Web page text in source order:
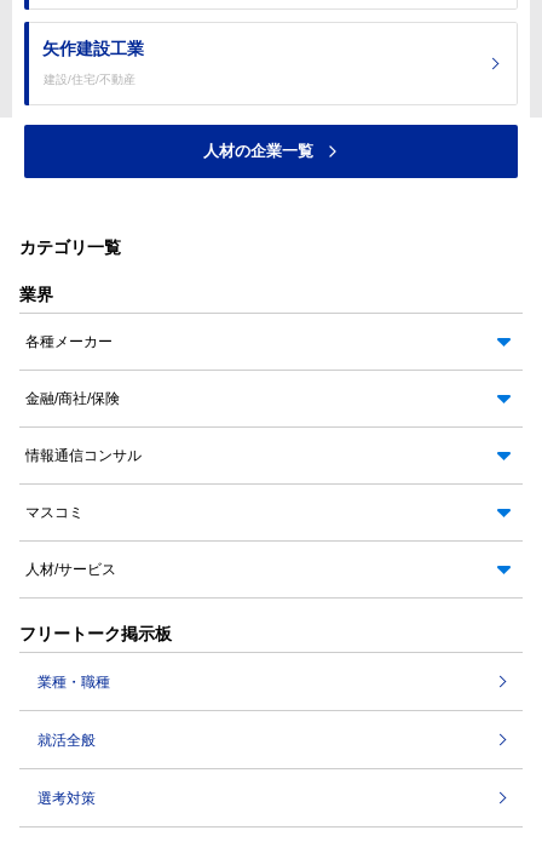
矢作建設工業
建設/住宅/不動産
人材の企業一覧
カテゴリ一覧
業界
各種メーカー
金融/商社/保険
情報通信コンサル
マスコミ
人材/サービス
フリートーク掲示板
業種・職種
就活全般
選考対策